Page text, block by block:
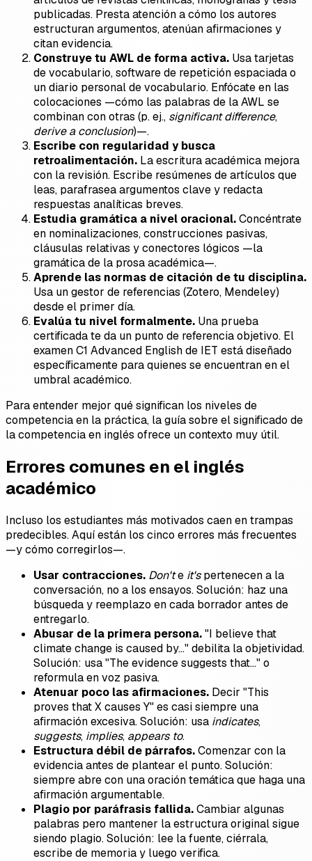
publicadas. Presta atención a cómo los autores
estructuran argumentos, atenúan afirmaciones y
citan evidencia.
Construye tu AWL de forma activa. Usa tarjetas
de vocabulario, software de repetición espaciada o
un diario personal de vocabulario. Enfócate en las
colocaciones —cómo las palabras de la AWL se
combinan con otras (p. ej., significant difference,
derive a conclusion)—.
Escribe con regularidad y busca
retroalimentación. La escritura académica mejora
con la revisión. Escribe resúmenes de artículos que
leas, parafrasea argumentos clave y redacta
respuestas analíticas breves.
Estudia gramática a nivel oracional.Concéntrate
en nominalizaciones, construcciones pasivas,
cláusulas relativas y conectores lógicos —la
gramática de la prosa académica—.
Aprende las normas de citación de tu disciplina.
Usa un gestor de referencias (Zotero, Mendeley)
desde el primer día.
Evalúa tu nivel formalmente. Una prueba
certificada te da un punto de referencia objetivo. El
examen C1 Advanced English de IET está diseñado
específicamente para quienes se encuentran en el
umbral académico.
Para entender mejor qué significan los niveles de
competencia en la práctica, la guía sobre el significado de
la competencia en inglés ofrece un contexto muy útil.
Errores comunes en el inglés
académico
Incluso los estudiantes más motivados caen en trampas
predecibles. Aquí están los cinco errores más frecuentes
—y cómo corregirlos—.
Usar contracciones. Don'te it'spertenecen a la
conversación, no a los ensayos. Solución: haz una
búsqueda y reemplazo en cada borrador antes de
entregarlo.
Abusar de la primera persona."I believe that
climate change is caused by…" debilita la objetividad.
Solución: usa "The evidence suggests that…" o
reformula en voz pasiva.
Atenuar poco las afirmaciones. Decir "This
proves that X causes Y" es casi siempre una
afirmación excesiva. Solución: usa indicates,
suggests, implies, appears to.
Estructura débil de párrafos.Comenzar con la
evidencia antes de plantear el punto. Solución:
siempre abre con una oración temática que haga una
afirmación argumentable.
Plagio por paráfrasis fallida.Cambiar algunas
palabras pero mantener la estructura original sigue
siendo plagio. Solución: lee la fuente, ciérrala,
escribe de memoria y luego verifica.